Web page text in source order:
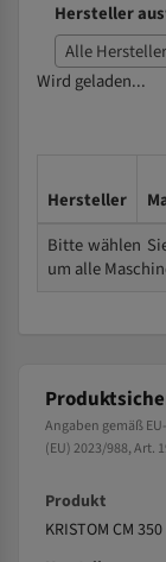
Hersteller
Alle Hersteller
Wird geladen...
Hersteller
Bitte wählen
um alle
Angaben gemäß
(EU) 2023/988, Art.
Produkt
KRISTOM CM